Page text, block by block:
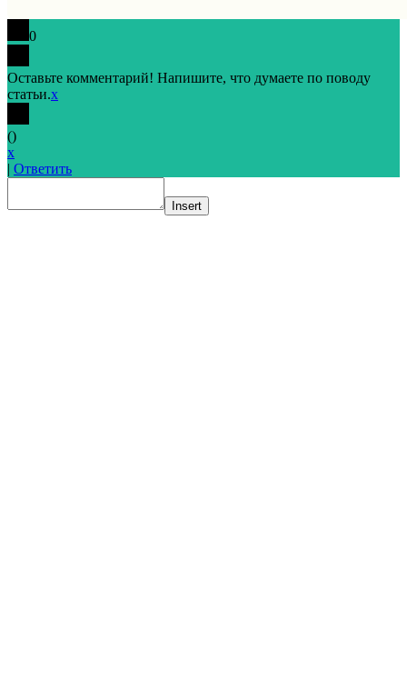
0
Оставьте комментарий! Напишите, что думаете по поводу
статьи.x
()
x
| Ответить
Insert